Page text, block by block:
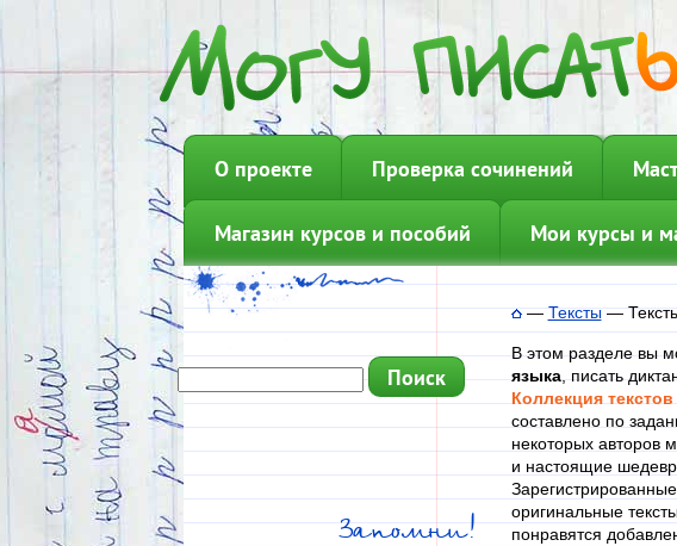
О проекте Проверка сочинений
Магазин курсов и пособий Мои курсы и
Запомни!
—Тексты—
В этом разделе вы
языка, писать
Коллекция
составлено по
некоторых авторов
и настоящие
оригинальные
понравятся